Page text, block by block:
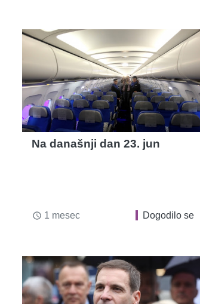
Na današnji dan 23. jun
access_time 1 mesec Dogodilo se